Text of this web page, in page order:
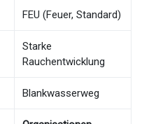
FEU (Feuer, Standard)
Starke
Rauchentwicklung
Blankwasserweg